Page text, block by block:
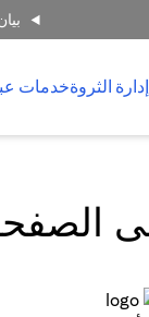
إدارة الثروةخدمات